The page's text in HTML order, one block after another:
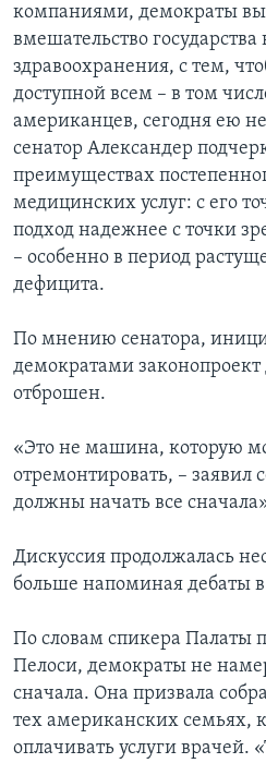
компаниями, демократы
вмешательство государства
здравоохранения, с тем,
доступной всем – в том
американцев, сегодня ею
сенатор Александер
преимуществах
медицинских услуг: с его
подход надежнее с точки
– особенно в период
дефицита.
По мнению сенатора,
демократами
отброшен.
«Это не машина, которую
отремонтировать, – заявил
должны начать все
Дискуссия продолжалась
больше напоминая дебаты в
По словам спикера Палаты
Пелоси, демократы не
сначала. Она призвала
тех американских семьях,
оплачивать услуги врачей.